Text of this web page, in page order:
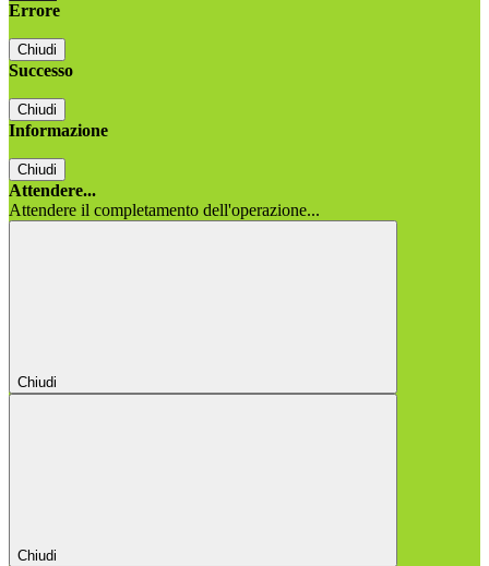
Errore
Chiudi
Successo
Chiudi
Informazione
Chiudi
Attendere...
Attendere il completamento dell'operazione...
Chiudi
Chiudi